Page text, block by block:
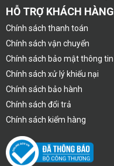
HỖ TRỢ KHÁCH HÀNG
Chính sách thanh toán
Chính sách vận chuyển
Chính sách bảo mật thông tin
Chính sách xử lý khiếu nại
Chính sách bảo hành
Chính sách đổi trả
Chính sách kiểm hàng